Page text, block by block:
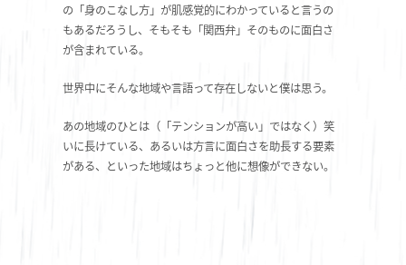
の「身のこなし方」が肌感覚的にわかっていると言うの
もあるだろうし、そもそも「関西弁」そのものに面白さ
が含まれている。
世界中にそんな地域や言語って存在しないと僕は思う。
あの地域のひとは（「テンションが高い」ではなく）笑
いに長けている、あるいは方言に面白さを助長する要素
がある、といった地域はちょっと他に想像ができない。